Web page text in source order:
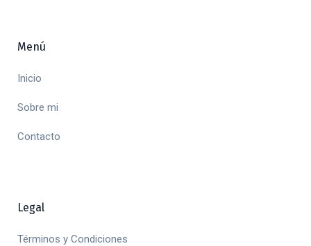
Menú
Inicio
Sobre mi
Contacto
Legal
Términos y Condiciones